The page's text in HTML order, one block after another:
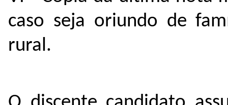
caso seja oriundo de
rural.